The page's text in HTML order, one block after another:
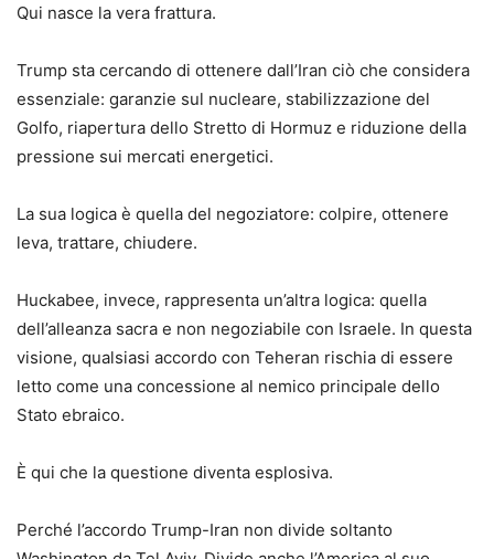
Qui nasce la vera frattura.
Trump sta cercando di ottenere dall’Iran ciò che considera
essenziale: garanzie sul nucleare, stabilizzazione del
Golfo, riapertura dello Stretto di Hormuz e riduzione della
pressione sui mercati energetici.
La sua logica è quella del negoziatore: colpire, ottenere
leva, trattare, chiudere.
Huckabee, invece, rappresenta un’altra logica: quella
dell’alleanza sacra e non negoziabile con Israele. In questa
visione, qualsiasi accordo con Teheran rischia di essere
letto come una concessione al nemico principale dello
Stato ebraico.
È qui che la questione diventa esplosiva.
Perché l’accordo Trump-Iran non divide soltanto